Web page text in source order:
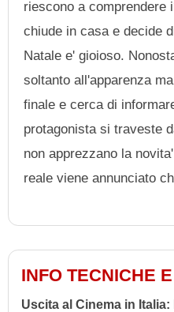
riescono a comprendere
chiude in casa e decide
Natale e' gioioso.
soltanto all'apparenza
finale e cerca di
protagonista si traveste
non apprezzano la
reale viene annunciato
INFO TECNICHE
Uscita al Cinema in Italia: